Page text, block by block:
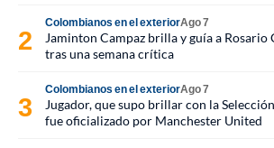
Colombianos en el exteriorAgo 7
Jaminton Campaz brilla y guía a
tras una semana crítica
Colombianos en el exteriorAgo 7
Jugador, que supo brillar con la
fue oficializado por Manchester United